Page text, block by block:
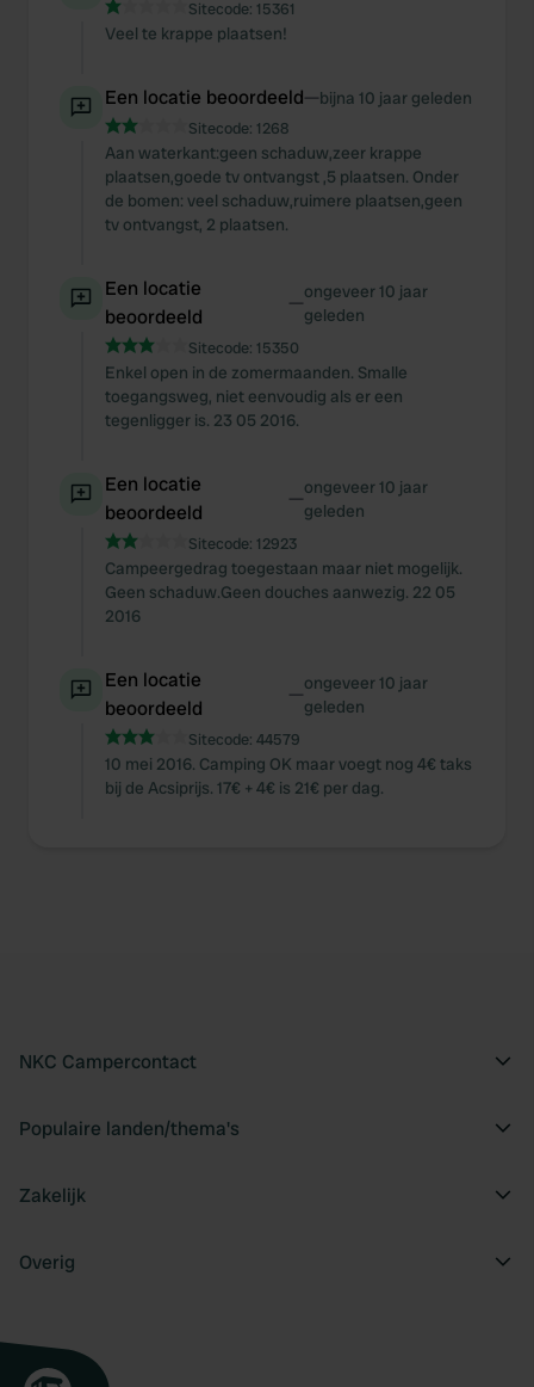
Sitecode: 15361
Veel te krappe plaatsen!
Een locatie beoordeeld—bijna 10 jaar geleden
Sitecode: 1268
Aan waterkant:geen schaduw,zeer krappe
plaatsen,goede tv ontvangst ,5 plaatsen. Onder
de bomen: veel schaduw,ruimere plaatsen,geen
tv ontvangst, 2 plaatsen.
Een locatie
beoordeeld
—ongeveer 10 jaar
geleden
Sitecode: 15350
Enkel open in de zomermaanden. Smalle
toegangsweg, niet eenvoudig als er een
tegenligger is. 23 05 2016.
Een locatie
beoordeeld
—ongeveer 10 jaar
geleden
Sitecode: 12923
Campeergedrag toegestaan maar niet mogelijk.
Geen schaduw.Geen douches aanwezig. 22 05
2016
Een locatie
beoordeeld
—ongeveer 10 jaar
geleden
Sitecode: 44579
10 mei 2016. Camping OK maar voegt nog 4€ taks
bij de Acsiprijs. 17€ + 4€ is 21€ per dag.
NKC Campercontact
Populaire landen/thema's
Zakelijk
Overig